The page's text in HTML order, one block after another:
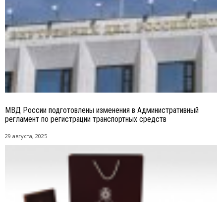
МВД России подготовлены изменения в Административный
регламент по регистрации транспортных средств
29 августа, 2025